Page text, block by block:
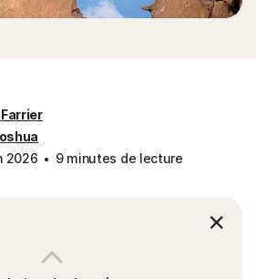
2026
9 minutes de lecture